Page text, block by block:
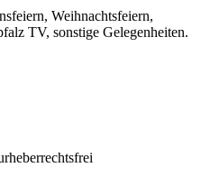
Weihnachtsfeiern,
TV, sonstige Gelegenheiten.